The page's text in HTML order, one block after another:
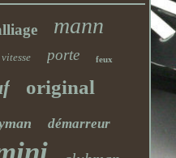
mann
vitesse porte feux
original
démarreur